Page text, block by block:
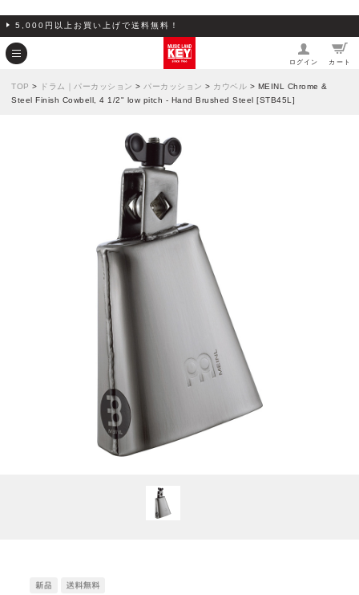
5,000円以上お買い上げで送料無料！
ログイン カート
TOP > ドラム｜パーカッション > パーカッション > カウベル > MEINL Chrome &
Steel Finish Cowbell, 4 1/2" low pitch - Hand Brushed Steel [STB45L]